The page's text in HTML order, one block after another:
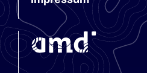
Impressum